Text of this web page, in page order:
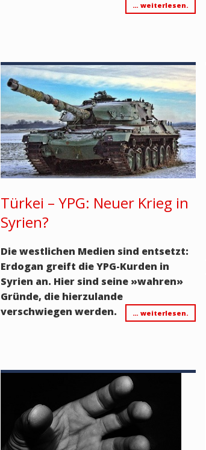
… weiterlesen.
Türkei – YPG: Neuer Krieg in
Syrien?
Die westlichen Medien sind entsetzt:
Erdogan greift die YPG-Kurden in
Syrien an. Hier sind seine »wahren»
Gründe, die hierzulande
verschwiegen werden.
… weiterlesen.